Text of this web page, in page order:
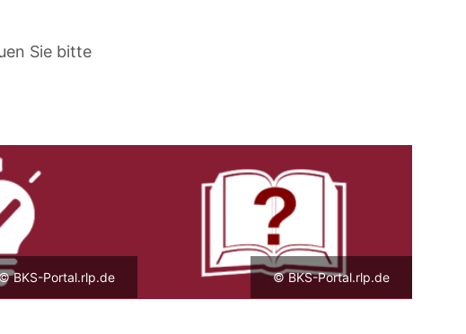
Sie bitte
BKS-Portal.rlp.de © BKS-Portal.rlp.de